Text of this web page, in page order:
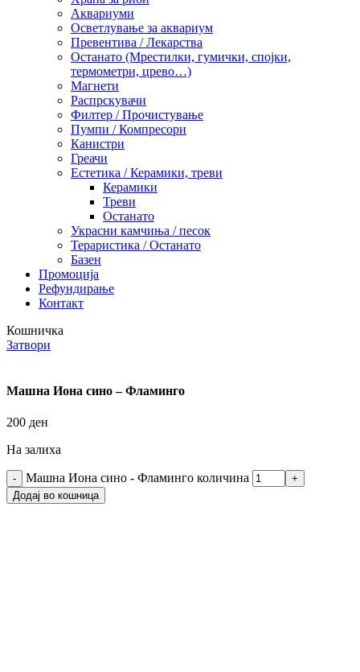
Аквариуми
Осветлување за аквариум
Превентива / Лекарства
Останато (Мрестилки, гумички, спојки,
термометри, црево…)
Магнети
Распрскувачи
Филтер / Прочистување
Пумпи / Компресори
Канистри
Греачи
Естетика / Керамики, треви
Керамики
Треви
Останато
Украсни камчиња / песок
Тераристика / Останато
Базен
Промоција
Рефундирање
Контакт
Кошничка
Затвори
Машна Иона сино – Фламинго
200 ден
На залиха
Машна Иона сино - Фламинго количина
Додај во кошница